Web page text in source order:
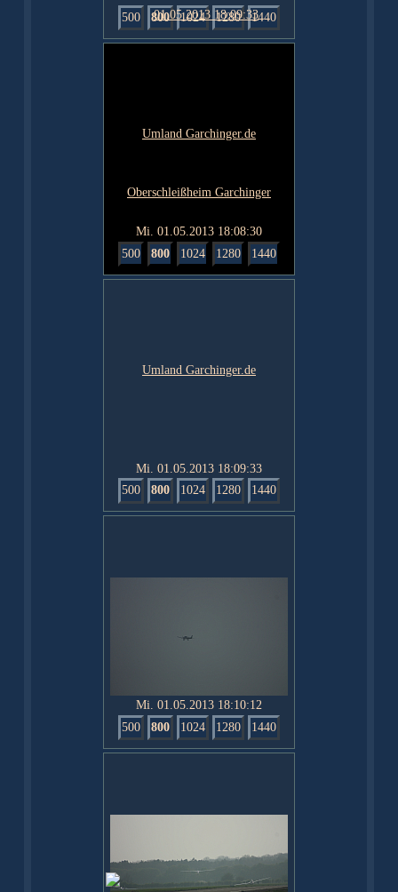
500
800 1024 1280 1440
Mi. 01.05.2013 18:08:30
500
800 1024 1280 1440
Mi. 01.05.2013 18:09:33
500
800 1024 1280 1440
Mi. 01.05.2013 18:10:12
500
800 1024 1280 1440